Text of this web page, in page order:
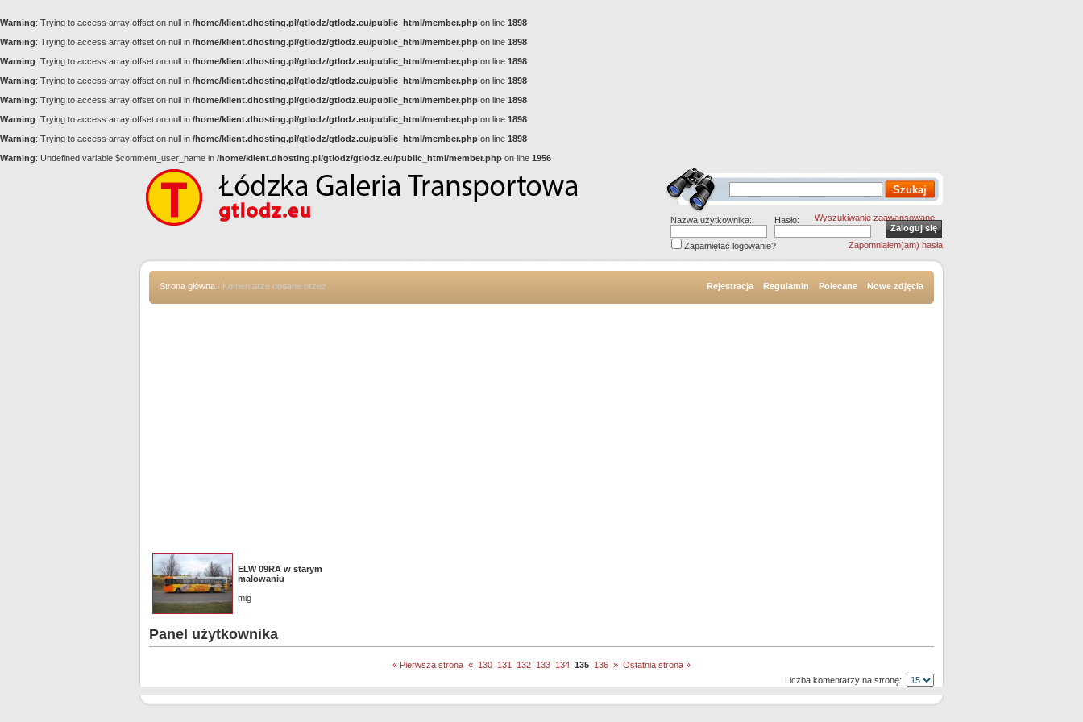
Warning: Trying to access array offset on null in /home/klient.dhosting.pl/gtlodz/gtlodz.eu/public_html/member.php on line 1898
Warning: Trying to access array offset on null in /home/klient.dhosting.pl/gtlodz/gtlodz.eu/public_html/member.php on line 1898
Warning: Trying to access array offset on null in /home/klient.dhosting.pl/gtlodz/gtlodz.eu/public_html/member.php on line 1898
Warning: Trying to access array offset on null in /home/klient.dhosting.pl/gtlodz/gtlodz.eu/public_html/member.php on line 1898
Warning: Trying to access array offset on null in /home/klient.dhosting.pl/gtlodz/gtlodz.eu/public_html/member.php on line 1898
Warning: Trying to access array offset on null in /home/klient.dhosting.pl/gtlodz/gtlodz.eu/public_html/member.php on line 1898
Warning: Trying to access array offset on null in /home/klient.dhosting.pl/gtlodz/gtlodz.eu/public_html/member.php on line 1898
Warning: Undefined variable $comment_user_name in /home/klient.dhosting.pl/gtlodz/gtlodz.eu/public_html/member.php on line 1956
Wyszukiwanie zaawansowane
Nazwa użytkownika: Hasło:
Zapamiętać logowanie? Zapomniałem(am) hasła
Strona główna / Komentarze dodane przez Rejestracja Regulamin Polecane Nowe zdjęcia
ELW 09RA w starym
malowaniu
mig
Panel użytkownika
« Pierwsza strona « 130 131 132 133 134 135 136 » Ostatnia strona »
Liczba komentarzy na stronę: